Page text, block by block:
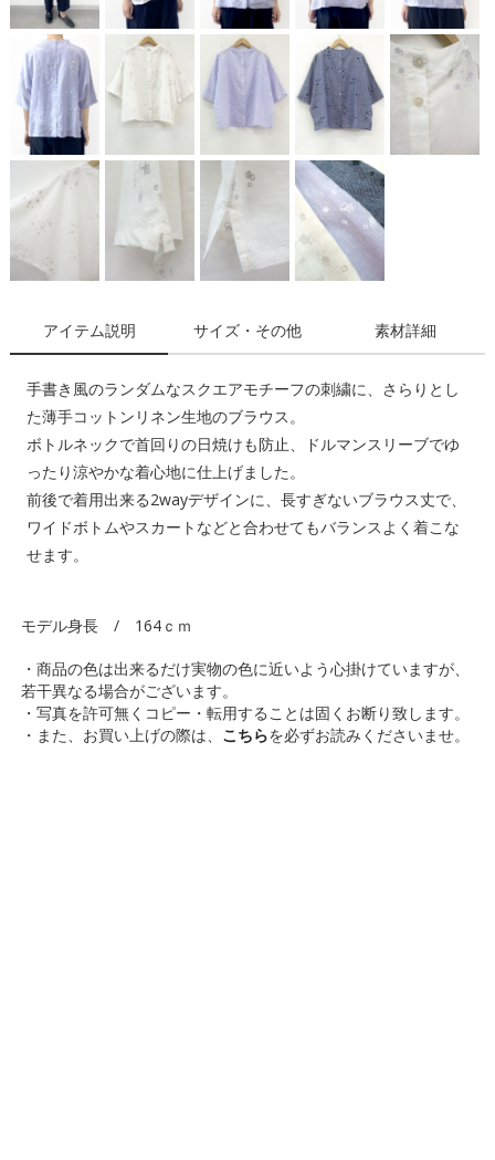
アイテム説明 サイズ・その他 素材詳細
手書き風のランダムなスクエアモチーフの刺繍に、さらりとし
た薄手コットンリネン生地のブラウス。
ボトルネックで首回りの日焼けも防止、ドルマンスリーブでゆ
ったり涼やかな着心地に仕上げました。
前後で着用出来る2wayデザインに、長すぎないブラウス丈で、
ワイドボトムやスカートなどと合わせてもバランスよく着こな
せます。
モデル身長 / 164ｃｍ
・商品の色は出来るだけ実物の色に近いよう心掛けていますが、
若干異なる場合がございます。
・写真を許可無くコピー・転用することは固くお断り致します。
・また、お買い上げの際は、 こちらを必ずお読みくださいませ。